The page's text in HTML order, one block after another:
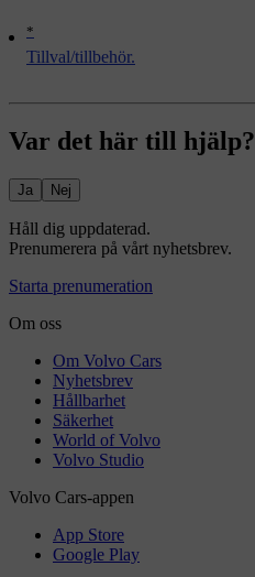
*
Tillval/tillbehör.
Var det här till hjälp?
Ja Nej